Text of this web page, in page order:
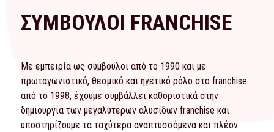
ΣΥΜΒΟΥΛΟΙ FRANCHISE
Με εμπειρία ως σύμβουλοι από το 1990 και με
πρωταγωνιστικό, θεσμικό και ηγετικό ρόλο στο franchise
από το 1998, έχουμε συμβάλλει καθοριστικά στην
δημιουργία των μεγαλύτερων αλυσίδων franchise και
υποστηρίζουμε τα ταχύτερα αναπτυσσόμενα και πλέον